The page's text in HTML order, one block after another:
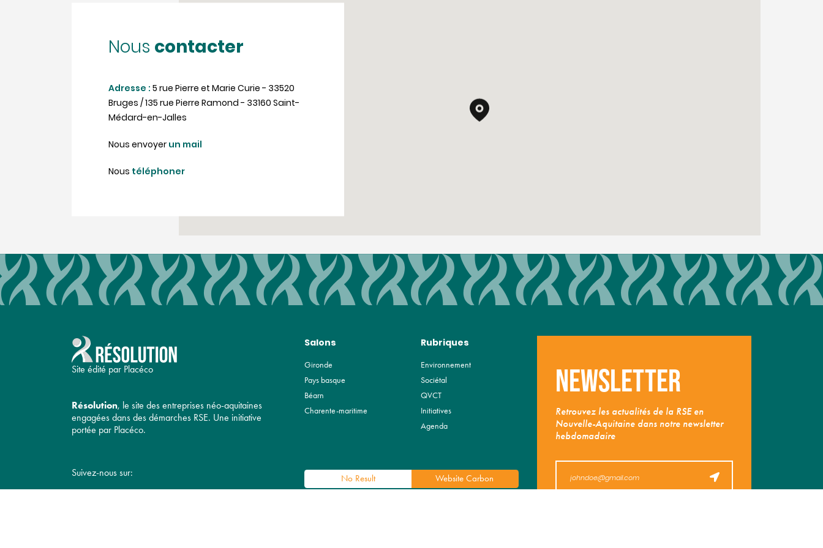
Nous contacter
Adresse :5 rue Pierre et Marie Curie - 33520
Bruges / 135 rue Pierre Ramond - 33160 Saint-
Médard-en-Jalles
Nous envoyerun mail
Nous téléphoner
Site édité par Placéco
Résolution, le site des entreprises néo-aquitaines
engagées dans des démarches RSE. Une initiative
portée par Placéco.
Suivez-nous sur:
Salons
Gironde
Pays basque
Béarn
Charente-maritime
Rubriques
Environnement
Sociétal
QVCT
Initiatives
Agenda
No Result Website Carbon
Newsletter
Retrouvez les actualités de la RSE en
Nouvelle-Aquitaine dans notre newsletter
hebdomadaire